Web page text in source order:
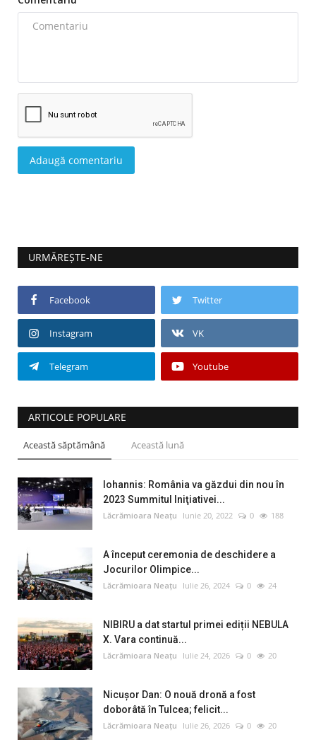
Adaugă comentariu
URMĂREȘTE-NE
Facebook Twitter
Instagram VK
Telegram Youtube
ARTICOLE POPULARE
Această săptămână Această lună
Iohannis: România va găzdui din nou în
2023 Summitul Iniţiativei...
Lăcrămioara Neațu Iunie 20, 2022 0 188
A început ceremonia de deschidere a
Jocurilor Olimpice...
Lăcrămioara Neațu Iulie 26, 2024 0 24
NIBIRU a dat startul primei ediții NEBULA
X. Vara continuă...
Lăcrămioara Neațu Iulie 24, 2026 0 20
Nicușor Dan: O nouă dronă a fost
doborâtă în Tulcea; felicit...
Lăcrămioara Neațu Iulie 26, 2026 0 20